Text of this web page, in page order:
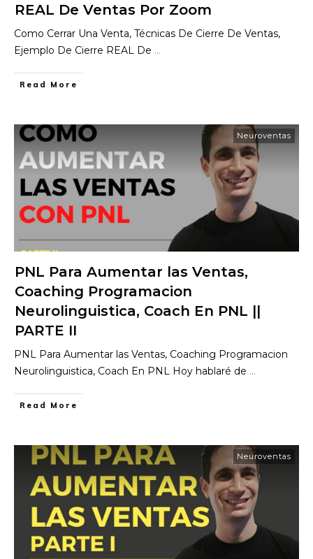
REAL De Ventas Por Zoom
Como Cerrar Una Venta, Técnicas De Cierre De Ventas,
Ejemplo De Cierre REAL De ...
​Read More
Neuroventas
PNL Para Aumentar las Ventas,
Coaching Programacion
Neurolinguistica, Coach En PNL ||
PARTE II
PNL Para Aumentar las Ventas, Coaching Programacion
Neurolinguistica, Coach En PNL Hoy hablaré de ...
​Read More
Neuroventas